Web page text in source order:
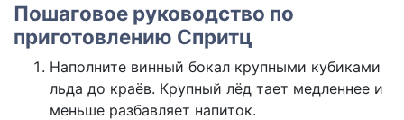
Пошаговое руководство по
приготовлению Спритц
Наполните винный бокал крупными кубиками
льда до краёв. Крупный лёд тает медленнее и
меньше разбавляет напиток.